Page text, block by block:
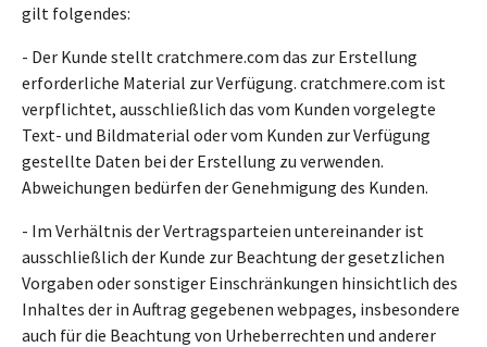
gilt folgendes:
- Der Kunde stellt cratchmere.com das zur Erstellung
erforderliche Material zur Verfügung. cratchmere.com ist
verpflichtet, ausschließlich das vom Kunden vorgelegte
Text- und Bildmaterial oder vom Kunden zur Verfügung
gestellte Daten bei der Erstellung zu verwenden.
Abweichungen bedürfen der Genehmigung des Kunden.
- Im Verhältnis der Vertragsparteien untereinander ist
ausschließlich der Kunde zur Beachtung der gesetzlichen
Vorgaben oder sonstiger Einschränkungen hinsichtlich des
Inhaltes der in Auftrag gegebenen webpages, insbesondere
auch für die Beachtung von Urheberrechten und anderer